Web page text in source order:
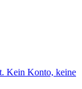
Kein Konto, keine